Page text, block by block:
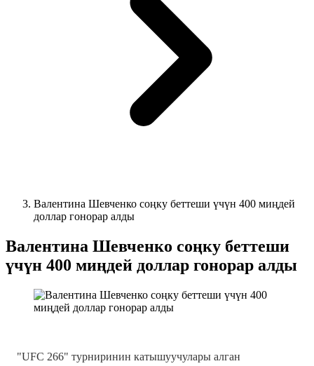
Валентина Шевченко соңку беттеши үчүн 400 миңдей
доллар гонорар алды
Валентина Шевченко соңку беттеши
үчүн 400 миңдей доллар гонорар алды
"UFC 266" турниринин катышуучулары алган